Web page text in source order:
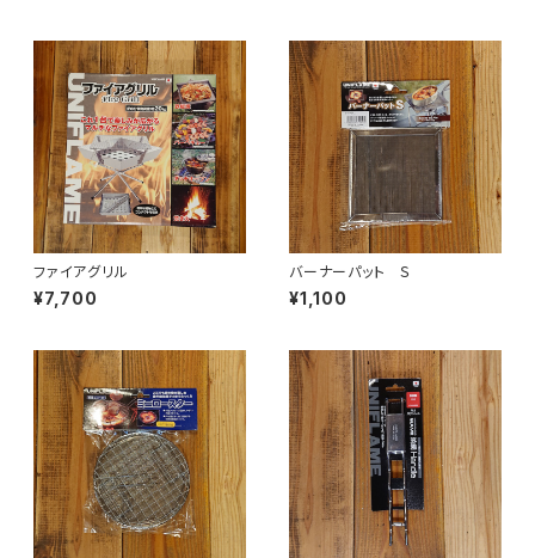
ファイアグリル
¥7,700
バーナーパット Ｓ
¥1,100